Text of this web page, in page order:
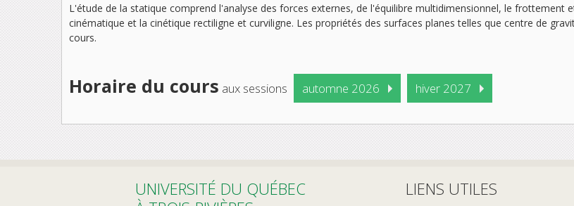
L'étude de la statique comprend l'analyse des forces externes, de l'équilibre multidimensionnel, le frottement
cinématique et la cinétique rectiligne et curviligne. Les propriétés des surfaces planes telles que centre de
cours.
Horaire du cours aux sessions automne 2026 hiver 2027
UNIVERSITÉ DU QUÉBEC
LIENS UTILES